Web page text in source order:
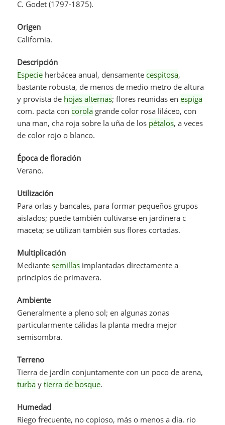
C. Godet (1797-1875).
Origen
California.
Descripción
Especie herbácea anual, densamente cespitosa,
bastante robusta, de menos de medio metro de altura
y provista de hojas alternas; flores reunidas enespiga
com. pacta con corola grande color rosa liláceo, con
una man, cha roja sobre la uña de los pétalos, a veces
de color rojo o blanco.
Época de floración
Verano.
Utilización
Para orlas y bancales, para formar pequeños grupos
aislados; puede también cultivarse en jardinera c
maceta; se utilizan también sus flores cortadas.
Multiplicación
Mediante semillas implantadas directamente a
principios de primavera.
Ambiente
Generalmente a pleno sol; en algunas zonas
particularmente cálidas la planta medra mejor
semisombra.
Terreno
Tierra de jardín conjuntamente con un poco de arena,
turba ytierra de bosque.
Humedad
Riego frecuente, no copioso, más o menos a dia. rio